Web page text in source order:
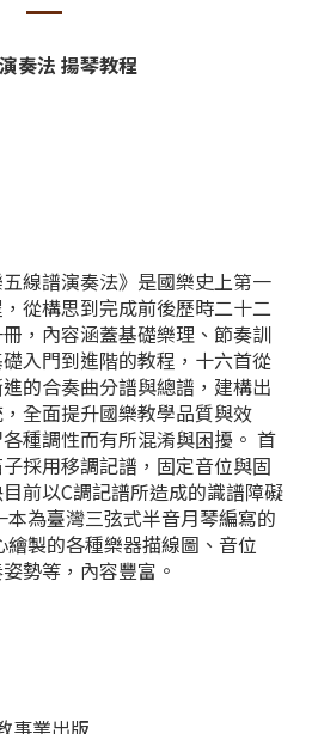
奏法 揚琴教程
五線譜演奏法》是國樂史上第一
從構思到完成前後歷時二十二
，內容涵蓋基礎樂理、節奏訓
入門到進階的教程，十六首從
的合奏曲分譜與總譜，建構出
全面提升國樂教學品質與效
種調性而有所混淆與困擾。 首
採用移調記譜，固定音位與固
前以C調記譜所造成的識譜障礙
本為臺灣三弦式半音月琴編寫的
繪製的各種樂器描線圖、音位
勢等，內容豐富。
事業出版